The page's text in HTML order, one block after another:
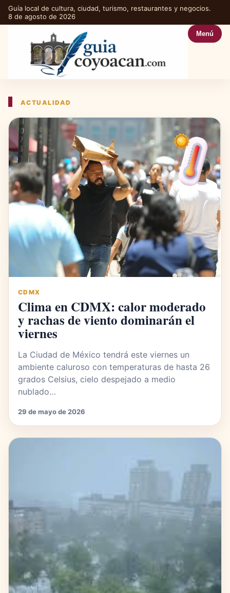
Guía local de cultura, ciudad, turismo, restaurantes y negocios.
8 de agosto de 2026
Menú
ACTUALIDAD
CDMX
Clima en CDMX: calor moderado
y rachas de viento dominarán el
viernes
La Ciudad de México tendrá este viernes un
ambiente caluroso con temperaturas de hasta 26
grados Celsius, cielo despejado a medio
nublado…
29 de mayo de 2026